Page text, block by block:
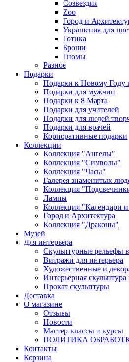
Созвездия
Zoo
Город и
Украшения для
Готика
Броши
Гномы
Разное
Подарки
Подарки к Новому Году
Подарки для мужчин
Подарки к 8 Марта
Подарки для учителей
Подарки для людей
Подарки для врачей
Корпоративные подарки
Коллекции
Коллекция "Ангелы"
Коллекция "Символы"
Коллекция "Часы"
Галерея знаменитых
Коллекция
Лампы
Коллекция "Календари
Город и Архитектура
Коллекция "Драконы"
Музей
Для интерьера
Скульптурные рельефы в
Витражи для интерьера
Художественные и
Интерьерная
Прокат скульптуры
Доставка
О магазине
Отзывы
Новости
Мастер-классы и курсы
ПОЛИТИКА
Контакты
Корзина